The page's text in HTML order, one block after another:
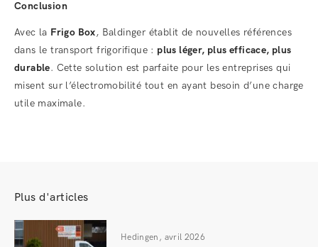
Conclusion
Avec la Frigo Box, Baldinger établit de nouvelles références
dans le transport frigorifique : plus léger, plus efficace, plus
durable. Cette solution est parfaite pour les entreprises qui
misent sur l’électromobilité tout en ayant besoin d’une charge
utile maximale.
Plus d'articles
Hedingen, avril 2026